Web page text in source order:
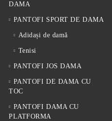
DAMA
PANTOFI SPORT DE DAMA
Adidași de damă
Tenisi
PANTOFI JOS DAMA
PANTOFI DE DAMA CU
TOC
PANTOFI DAMA CU
PLATFORMA